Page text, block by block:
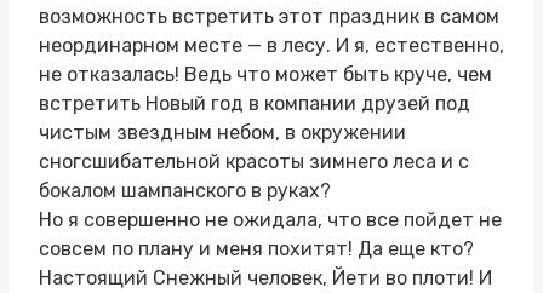
возможность встретить этот праздник в самом
неординарном месте — в лесу. И я, естественно,
не отказалась! Ведь что может быть круче, чем
встретить Новый год в компании друзей под
чистым звездным небом, в окружении
сногсшибательной красоты зимнего леса и с
бокалом шампанского в руках?
Но я совершенно не ожидала, что все пойдет не
совсем по плану и меня похитят! Да еще кто?
Настоящий Снежный человек, Йети во плоти! И